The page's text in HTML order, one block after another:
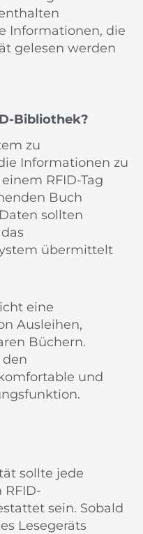
Informationen, die
gelesen werden
Bibliothek?
zu
Informationen zu
RFID-Tag
Buch
sollten
übermittelt
eine
Ausleihen,
Büchern.
und
sollte jede
sein. Sobald
Lesegeräts